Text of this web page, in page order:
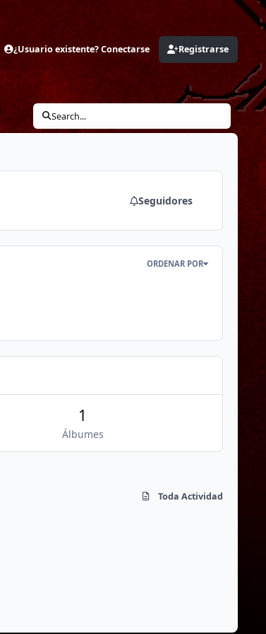
¿Usuario existente? Conectarse Registrarse
Search...
Seguidores
ORDENAR POR
Álbumes
1
Toda Actividad